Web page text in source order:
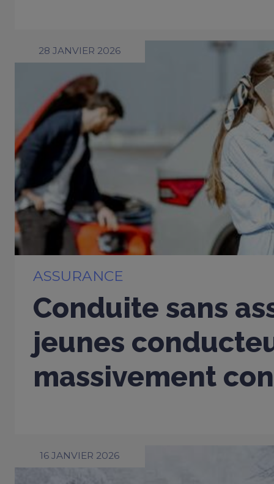
28 JANVIER 2026
ASSURANCE
Conduite sans
jeunes
massivement
16 JANVIER 2026